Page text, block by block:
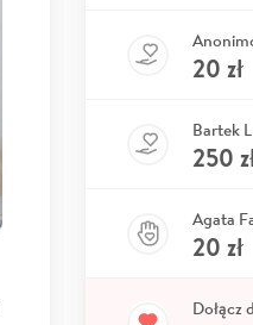
20 zł
Bartek L
250
Agata
20 zł
Dołącz